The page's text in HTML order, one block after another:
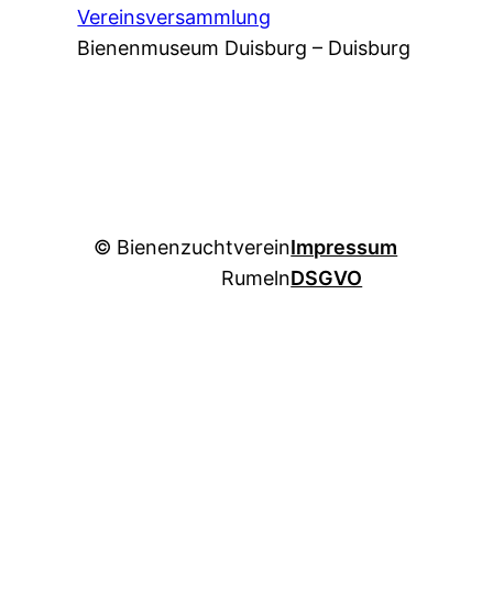
Vereinsversammlung
Bienenmuseum Duisburg – Duisburg
© Bienenzuchtverein
Rumeln
Impressum
DSGVO